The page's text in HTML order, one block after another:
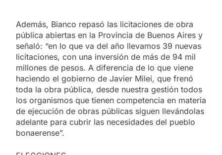
Además, Bianco repasó las licitaciones de obra
pública abiertas en la Provincia de Buenos Aires y
señaló: “en lo que va del año llevamos 39 nuevas
licitaciones, con una inversión de más de 94 mil
millones de pesos. A diferencia de lo que viene
haciendo el gobierno de Javier Milei, que frenó
toda la obra pública, desde nuestra gestión todos
los organismos que tienen competencia en materia
de ejecución de obras públicas siguen llevándolas
adelante para cubrir las necesidades del pueblo
bonaerense”.